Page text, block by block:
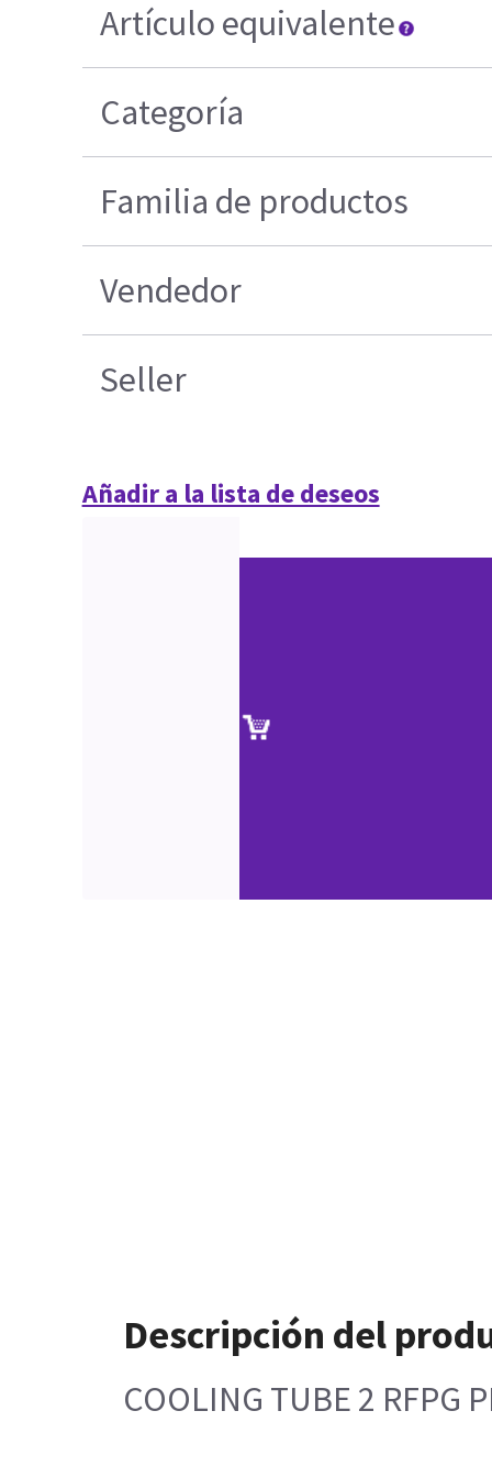
Artículo equivalente
Categoría
Familia de productos
Vendedor
Seller
Añadir a la lista de deseos
Descripción del
COOLING TUBE 2 RFPG